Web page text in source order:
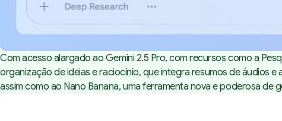
Com acesso alargado ao Gemini 2.5 Pro, com recursos como a
organização de ideias e raciocínio, que integra resumos de áudios
assim como ao Nano Banana, uma ferramenta nova e poderosa de